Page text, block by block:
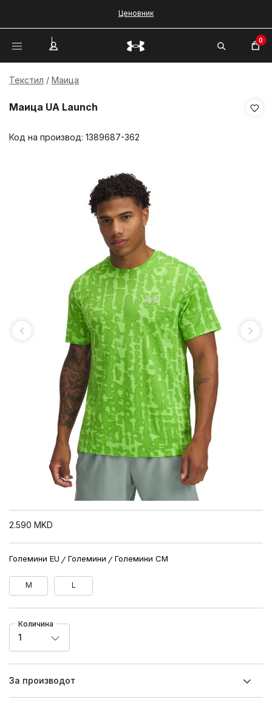
Ценовник
0
Текстил Маица
Маица UA Launch
Код на производ: 1389687-362
2.590 MKD
Големини EU Големини Големини CM
M L
Количина
1
За производот